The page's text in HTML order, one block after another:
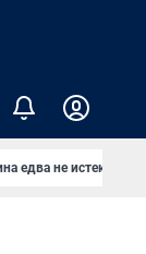
едва не истекла